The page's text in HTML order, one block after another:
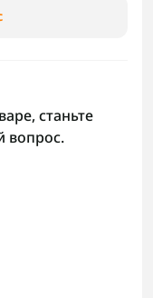
станьте
вопрос.